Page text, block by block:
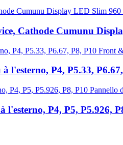
Cathode Cumunu
l'esterno, P4, P5.33,
P4, P5, P5.926,